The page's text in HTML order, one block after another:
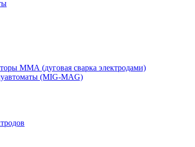
ММА (дуговая сварка электродами)
(MIG-MAG)